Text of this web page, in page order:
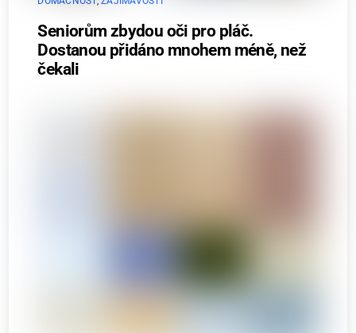
Seniorům zbydou oči pro pláč.
Dostanou přidáno mnohem méně, než
čekali